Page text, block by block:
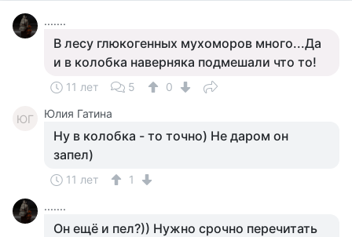
.......
В лесу глюкогенных мухоморов много...Да
и в колобка наверняка подмешали что то!
11 лет 5 0
ЮГ Юлия Гатина
Ну в колобка - то точно) Не даром он
запел)
11 лет
1
.......
Он ещё и пел?)) Нужно срочно перечитать